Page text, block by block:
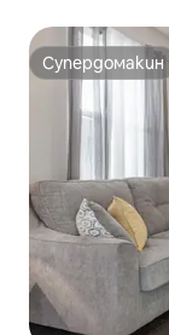
Супердомакин
Супердомакин